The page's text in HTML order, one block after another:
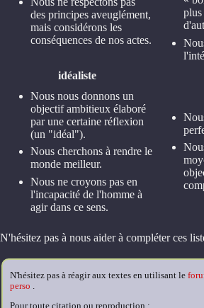
des principes aveuglément,
mais considérons les
conséquences de nos actes.
plus
idéaliste
Nous nous donnons un
objectif ambitieux élaboré
par une certaine réflexion
(un "idéal").
Nous cherchons à rendre le
monde meilleur.
Nous ne croyons pas en
l'incapacité de l'homme à
agir dans ce sens.
N'hésitez pas à nous aider à compléter ces
N'hésitez pas à réagir aux textes en utilisant le
perso .
Pour toute citation ou reproduction :